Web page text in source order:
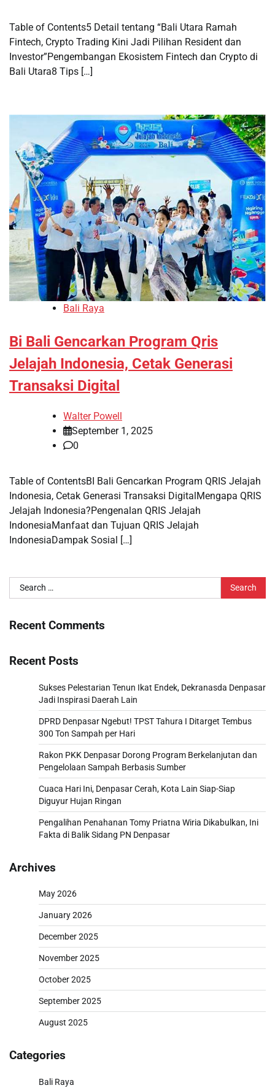
Table of Contents5 Detail tentang “Bali Utara Ramah
Fintech, Crypto Trading Kini Jadi Pilihan Resident dan
Investor”Pengembangan Ekosistem Fintech dan Crypto di
Bali Utara8 Tips […]
Bali Raya
Bi Bali Gencarkan Program Qris
Jelajah Indonesia, Cetak Generasi
Transaksi Digital
Walter Powell
September 1, 2025
0
Table of ContentsBI Bali Gencarkan Program QRIS Jelajah
Indonesia, Cetak Generasi Transaksi DigitalMengapa QRIS
Jelajah Indonesia?Pengenalan QRIS Jelajah
IndonesiaManfaat dan Tujuan QRIS Jelajah
IndonesiaDampak Sosial […]
Search
for:
Recent Comments
Recent Posts
Sukses Pelestarian Tenun Ikat Endek, Dekranasda Denpasar
Jadi Inspirasi Daerah Lain
DPRD Denpasar Ngebut! TPST Tahura I Ditarget Tembus
300 Ton Sampah per Hari
Rakon PKK Denpasar Dorong Program Berkelanjutan dan
Pengelolaan Sampah Berbasis Sumber
Cuaca Hari Ini, Denpasar Cerah, Kota Lain Siap-Siap
Diguyur Hujan Ringan
Pengalihan Penahanan Tomy Priatna Wiria Dikabulkan, Ini
Fakta di Balik Sidang PN Denpasar
Archives
May 2026
January 2026
December 2025
November 2025
October 2025
September 2025
August 2025
Categories
Bali Raya